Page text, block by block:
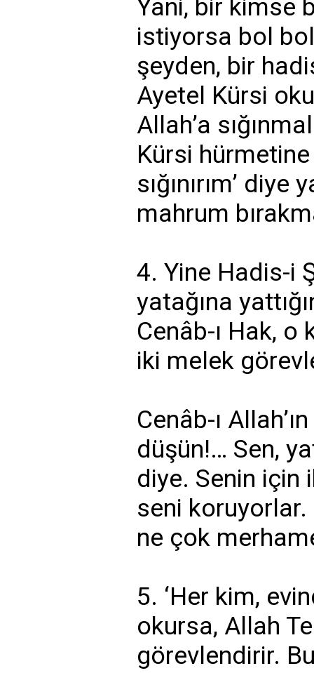
Yani, bir kimse
istiyorsa bol
şeyden, bir
Ayetel Kürsi
Allah’a
Kürsi
sığınırım’
mahrum
4. Yine Hadis-i
yatağına
Cenâb-ı Hak,
iki melek
Cenâb-ı
düşün!… Sen,
diye. Senin için
seni koruyorlar.
ne çok
5. ‘Her kim,
okursa, Allah
görevlendirir.